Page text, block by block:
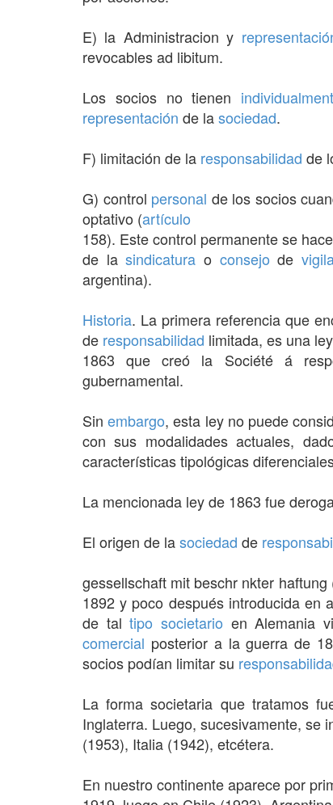
E) la Administracion y
revocables ad libitum.
Los socios no tienen
representación de lasociedad.
F) limitación de la responsabilidad de
G) control personal de los socios
optativo (artículo
158). Este control permanente se hace
de lasindicatura o consejo de
argentina).
Historia. La primera referencia que
de responsabilidad limitada, es una
1863 que creó la Société á
gubernamental.
Sinembargo, esta ley no puede
con sus modalidades actuales,
características tipológicas
La mencionada ley de 1863 fue
El origen de lasociedad de
gessellschaft mit beschr nkter
1892 y poco después introducida en
de taltipo societario en Alemania
comercial posterior a la guerra de
socios podían limitar su
La forma societaria que tratamos
Inglaterra. Luego, sucesivamente, se
(1953), Italia (1942), etcétera.
En nuestro continente aparece por